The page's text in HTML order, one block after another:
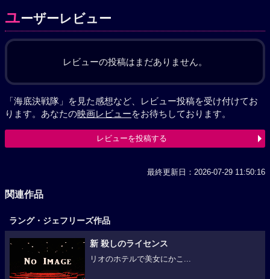
ユーザーレビュー
レビューの投稿はまだありません。
「海底決戦隊」を見た感想など、レビュー投稿を受け付けてお
ります。あなたの映画レビューをお待ちしております。
レビューを投稿する
最終更新日：2026-07-29 11:50:16
関連作品
ラング・ジェフリーズ作品
新 殺しのライセンス
リオのホテルで美女にかこ...